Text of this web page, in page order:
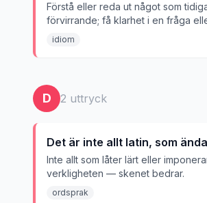
Förstå eller reda ut något som
förvirrande; få klarhet i en fråga
idiom
D 2 uttryck
Det är inte allt latin, som
Inte allt som låter lärt eller
verkligheten — skenet bedrar.
ordsprak